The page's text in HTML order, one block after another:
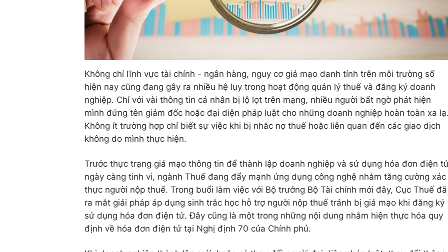
Không chỉ lĩnh vực tài chính - ngân hàng, nguy cơ giả mạo danh tính trên môi trường số
hiện nay cũng đang gây ra nhiều hệ lụy trong hoạt động quản lý thuế và đăng ký doanh
nghiệp. Chỉ với vài thông tin cá nhân bị lộ lọt trên mạng, nhiều người bất ngờ phát hiện
mình đứng tên giám đốc hoặc đại diện pháp luật cho những doanh nghiệp hoàn toàn xa
Không ít trường hợp chỉ biết sự việc khi bị nhắc nợ thuế hoặc liên quan đến các giao dịch
không do mình thực hiện.
Trước thực trạng giả mạo thông tin để thành lập doanh nghiệp và sử dụng hóa đơn điện
ngày càng tinh vi, ngành Thuế đang đẩy mạnh ứng dụng công nghệ nhằm tăng cường xác
thực người nộp thuế. Trong buổi làm việc với Bộ trưởng Bộ Tài chính mới đây, Cục Thuế đã
ra mắt giải pháp áp dụng sinh trắc học hỗ trợ người nộp thuế tránh bị giả mạo khi đăng ký
sử dụng hóa đơn điện tử. Đây cũng là một trong những nội dung nhằm hiện thực hóa quy
định về hóa đơn điện tử tại Nghị định 70 của Chính phủ.